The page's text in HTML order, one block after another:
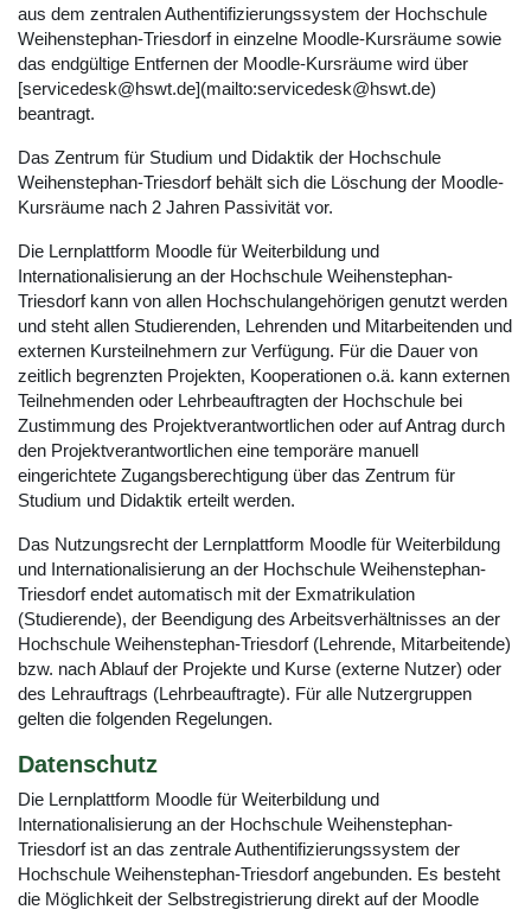
aus dem zentralen Authentifizierungssystem der Hochschule
Weihenstephan-Triesdorf in einzelne Moodle-Kursräume sowie
das endgültige Entfernen der Moodle-Kursräume wird über
[servicedesk@hswt.de](mailto:servicedesk@hswt.de)
beantragt.
Das Zentrum für Studium und Didaktik der Hochschule
Weihenstephan-Triesdorf behält sich die Löschung der Moodle-
Kursräume nach 2 Jahren Passivität vor.
Die Lernplattform Moodle für Weiterbildung und
Internationalisierung an der Hochschule Weihenstephan-
Triesdorf kann von allen Hochschulangehörigen genutzt werden
und steht allen Studierenden, Lehrenden und Mitarbeitenden und
externen Kursteilnehmern zur Verfügung. Für die Dauer von
zeitlich begrenzten Projekten, Kooperationen o.ä. kann externen
Teilnehmenden oder Lehrbeauftragten der Hochschule bei
Zustimmung des Projektverantwortlichen oder auf Antrag durch
den Projektverantwortlichen eine temporäre manuell
eingerichtete Zugangsberechtigung über das Zentrum für
Studium und Didaktik erteilt werden.
Das Nutzungsrecht der Lernplattform Moodle für Weiterbildung
und Internationalisierung an der Hochschule Weihenstephan-
Triesdorf endet automatisch mit der Exmatrikulation
(Studierende), der Beendigung des Arbeitsverhältnisses an der
Hochschule Weihenstephan-Triesdorf (Lehrende, Mitarbeitende)
bzw. nach Ablauf der Projekte und Kurse (externe Nutzer) oder
des Lehrauftrags (Lehrbeauftragte). Für alle Nutzergruppen
gelten die folgenden Regelungen.
Datenschutz
Die Lernplattform Moodle für Weiterbildung und
Internationalisierung an der Hochschule Weihenstephan-
Triesdorf ist an das zentrale Authentifizierungssystem der
Hochschule Weihenstephan-Triesdorf angebunden. Es besteht
die Möglichkeit der Selbstregistrierung direkt auf der Moodle